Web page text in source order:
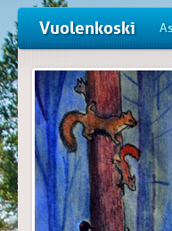
Vuolenkoski